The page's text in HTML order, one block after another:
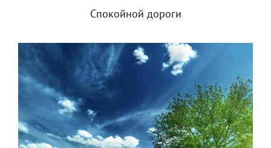
Спокойной дороги